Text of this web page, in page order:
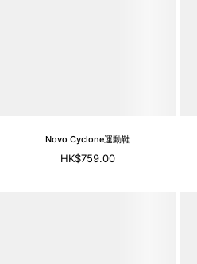
Novo Cyclone運動鞋
HK$759.00